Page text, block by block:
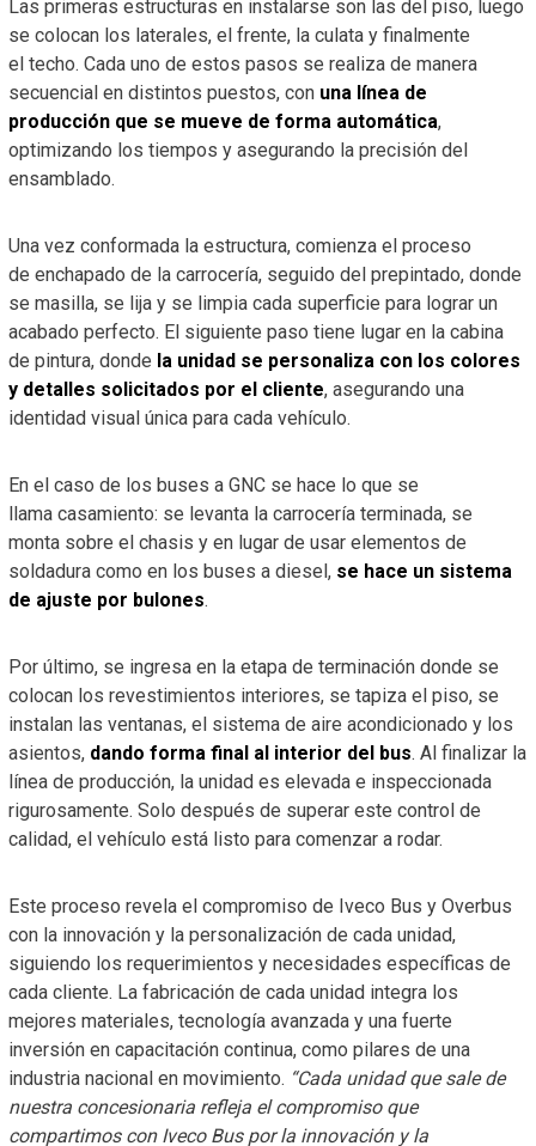
Las primeras estructuras en instalarse son las del piso, luego
se colocan los laterales, el frente, la culata y finalmente
el techo. Cada uno de estos pasos se realiza de manera
secuencial en distintos puestos, con una línea de
producción que se mueve de forma automática,
optimizando los tiempos y asegurando la precisión del
ensamblado.
Una vez conformada la estructura, comienza el proceso
de enchapado de la carrocería, seguido del prepintado, donde
se masilla, se lija y se limpia cada superficie para lograr un
acabado perfecto. El siguiente paso tiene lugar en la cabina
de pintura, donde la unidad se personaliza con los colores
y detalles solicitados por el cliente, asegurando una
identidad visual única para cada vehículo.
En el caso de los buses a GNC se hace lo que se
llama casamiento: se levanta la carrocería terminada, se
monta sobre el chasis y en lugar de usar elementos de
soldadura como en los buses a diesel, se hace un sistema
de ajuste por bulones.
Por último, se ingresa en la etapa de terminación donde se
colocan los revestimientos interiores, se tapiza el piso, se
instalan las ventanas, el sistema de aire acondicionado y los
asientos, dando forma final al interior del bus. Al finalizar la
línea de producción, la unidad es elevada e inspeccionada
rigurosamente. Solo después de superar este control de
calidad, el vehículo está listo para comenzar a rodar.
Este proceso revela el compromiso de Iveco Bus y Overbus
con la innovación y la personalización de cada unidad,
siguiendo los requerimientos y necesidades específicas de
cada cliente. La fabricación de cada unidad integra los
mejores materiales, tecnología avanzada y una fuerte
inversión en capacitación continua, como pilares de una
industria nacional en movimiento. “Cada unidad que sale de
nuestra concesionaria refleja el compromiso que
compartimos con Iveco Bus por la innovación y la